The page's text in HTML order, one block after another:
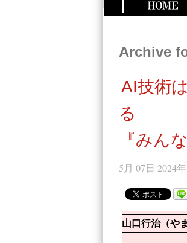
Archive
AI技術
る
『みん
5月 07日 2024年
山口行治（や